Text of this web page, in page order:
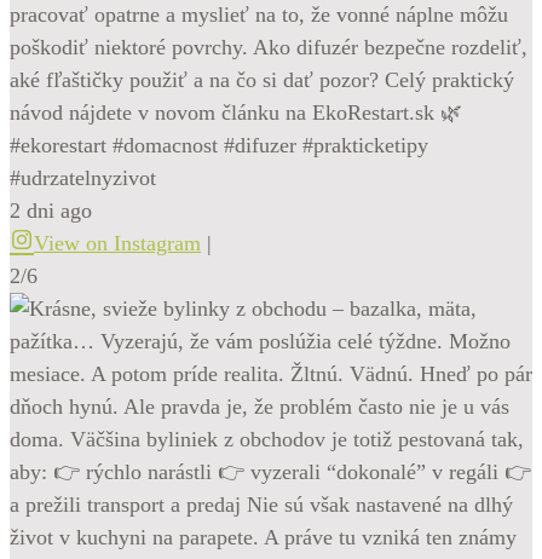
pracovať opatrne a myslieť na to, že vonné náplne môžu
poškodiť niektoré povrchy. Ako difuzér bezpečne rozdeliť,
aké fľaštičky použiť a na čo si dať pozor? Celý praktický
návod nájdete v novom článku na EkoRestart.sk 🌿
#ekorestart #domacnost #difuzer #prakticketipy
#udrzatelnyzivot
2 dni ago
View on Instagram |
2/6